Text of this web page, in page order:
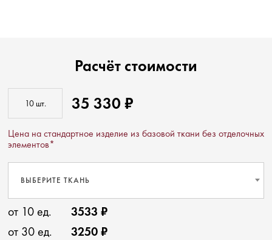
Расчёт стоимости
35 330 ₽
Цена на стандартное изделие из базовой ткани без отделочных
элементов*
ВЫБЕРИТЕ ТКАНЬ
от 10 ед.
3533 ₽
от 30 ед.
3250 ₽